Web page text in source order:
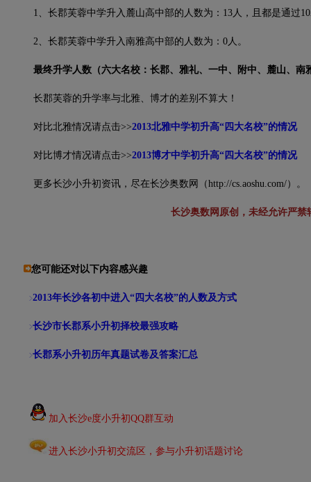
1、长郡芙蓉中学升入麓山高中部的人数为：13人，且都是通过
2、长郡芙蓉中学升入南雅高中部的人数为：0人。
最终升学人数（六大名校：长郡、雅礼、一中、附中、麓山、南
长郡芙蓉的升学率与北雅、博才的差别不算大！
对比北雅情况请点击>>2013北雅中学初升高“四大名校”的情况
对比博才情况请点击>>2013博才中学初升高“四大名校”的情况
更多长沙小升初资讯，尽在长沙奥数网（http://cs.aoshu.com/）。
长沙奥数网原创，未经允许严禁
您可能还对以下内容感兴趣
2013年长沙各初中进入“四大名校”的人数及方式
长沙市长郡系小升初择校最强攻略
长郡系小升初历年真题试卷及答案汇总
加入长沙e度小升初QQ群互动
进入长沙小升初交流区，参与小升初话题讨论